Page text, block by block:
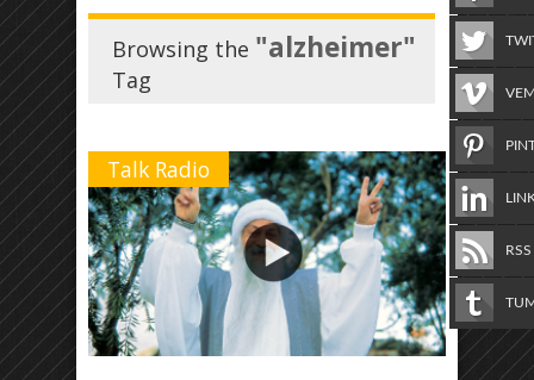
Browsing the "alzheimer"
Tag
Talk Radio
RSS